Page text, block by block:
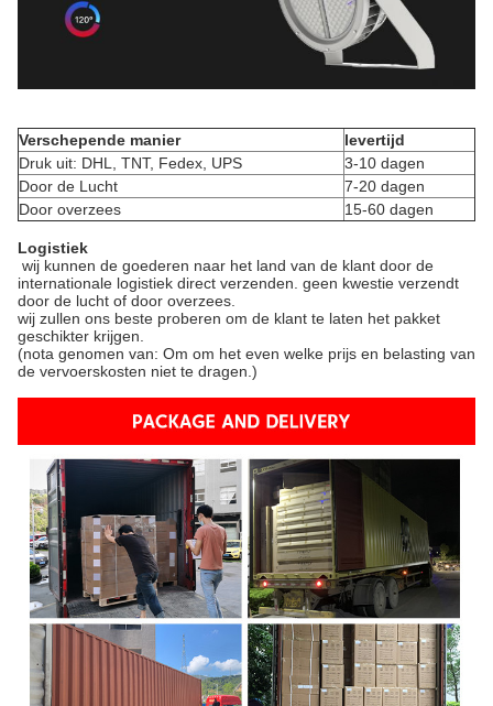
Verschepende manier
levertijd
Druk uit: DHL, TNT, Fedex, UPS
3-10 dagen
Door de Lucht
7-20 dagen
Door overzees
15-60 dagen
Logistiek
wij kunnen de goederen naar het land van de klant door de
internationale logistiek direct verzenden. geen kwestie verzendt
door de lucht of door overzees.
wij zullen ons beste proberen om de klant te laten het pakket
geschikter krijgen.
(nota genomen van: Om om het even welke prijs en belasting van
de vervoerskosten niet te dragen.)